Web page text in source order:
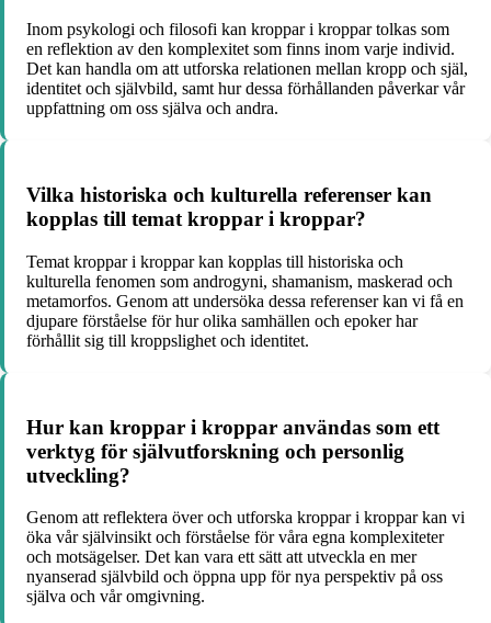
Inom psykologi och filosofi kan kroppar i kroppar tolkas som
en reflektion av den komplexitet som finns inom varje individ.
Det kan handla om att utforska relationen mellan kropp och själ,
identitet och självbild, samt hur dessa förhållanden påverkar vår
uppfattning om oss själva och andra.
Vilka historiska och kulturella referenser kan
kopplas till temat kroppar i kroppar?
Temat kroppar i kroppar kan kopplas till historiska och
kulturella fenomen som androgyni, shamanism, maskerad och
metamorfos. Genom att undersöka dessa referenser kan vi få en
djupare förståelse för hur olika samhällen och epoker har
förhållit sig till kroppslighet och identitet.
Hur kan kroppar i kroppar användas som ett
verktyg för självutforskning och personlig
utveckling?
Genom att reflektera över och utforska kroppar i kroppar kan vi
öka vår självinsikt och förståelse för våra egna komplexiteter
och motsägelser. Det kan vara ett sätt att utveckla en mer
nyanserad självbild och öppna upp för nya perspektiv på oss
själva och vår omgivning.